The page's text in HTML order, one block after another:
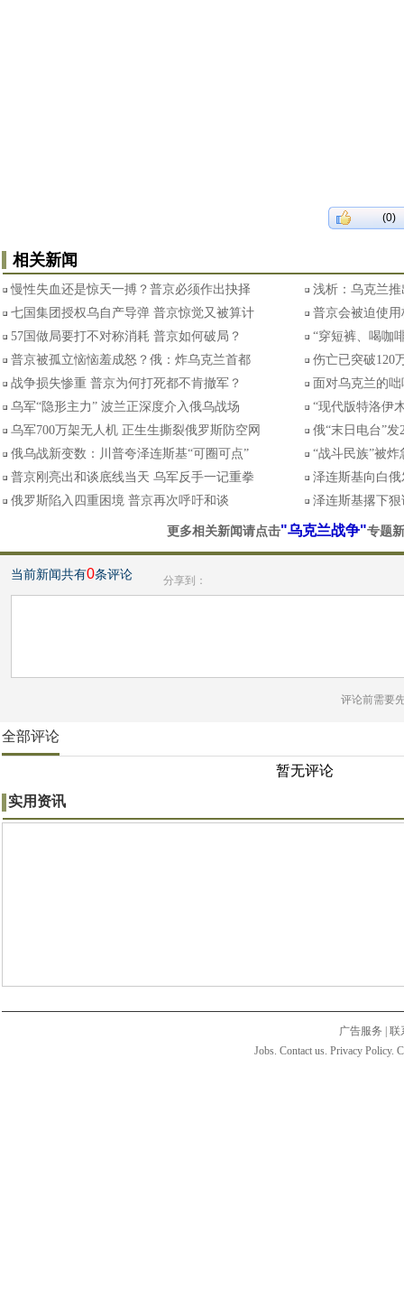
(0)
相关新闻
慢性失血还是惊天一搏？普京必须作出抉择
浅析：乌克兰推
七国集团授权乌自产导弹 普京惊觉又被算计
普京会被迫使
57国做局要打不对称消耗 普京如何破局？
“穿短裤、喝咖
普京被孤立恼恼羞成怒？俄：炸乌克兰首都
伤亡已突破120
战争损失惨重 普京为何打死都不肯撤军？
面对乌克兰的
乌军“隐形主力” 波兰正深度介入俄乌战场
“现代版特洛伊
乌军700万架无人机 正生生撕裂俄罗斯防空网
俄“末日电台”
俄乌战新变数：川普夸泽连斯基“可圈可点”
“战斗民族”被
普京刚亮出和谈底线当天 乌军反手一记重拳
泽连斯基向白
俄罗斯陷入四重困境 普京再次呼吁和谈
泽连斯基撂下
更多相关新闻请点击"乌克兰战争"专题
当前新闻共有0条评论 分享到：
评论前需要
全部评论
暂无评论
实用资讯
广告服务
联
Jobs. Contact us. Privacy Policy.